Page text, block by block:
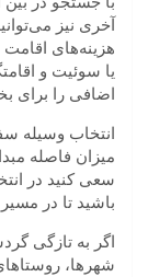
آخری نیز
هزینه‌های اقامت
یا سوئیت و
اضافی را برای
انتخاب وسیله
میزان فاصله
سعی کنید در
باشید تا در
اگر به تازگی
شهرها،